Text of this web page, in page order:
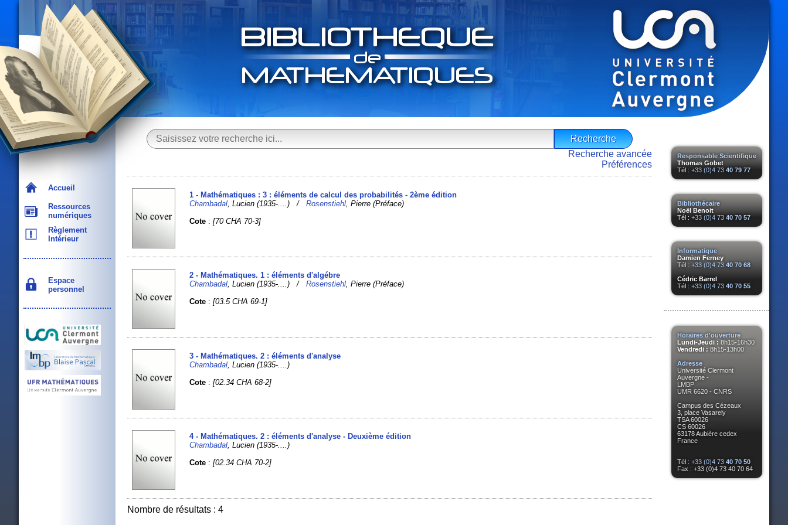
Accueil
Ressources
numériques
Règlement
Intérieur
Espace
personnel
Responsable Scientifique
Thomas Gobet
Tél : +33 (0)4 73 40 79 77
Bibliothécaire
Noël Benoit
Tél : +33 (0)4 73 40 70 57
Informatique
Damien Ferney
Tél : +33 (0)4 73 40 70 68
Cédric Barrel
Tél : +33 (0)4 73 40 70 55
Horaires d'ouverture
Lundi-Jeudi : 8h15-16h30
Vendredi : 8h15-13h00
Adresse
Université Clermont
Auvergne -
LMBP
UMR 6620 - CNRS
Campus des Cézeaux
3, place Vasarely
TSA 60026
CS 60026
63178 Aubière cedex
France
Tél : +33 (0)4 73 40 70 50
Fax : +33 (0)4 73 40 70 64
Recherche avancée
Préférences
1 - Mathématiques : 3 : éléments de calcul des probabilités - 2ème édition
Chambadal , Lucien (1935-....) /Rosenstiehl , Pierre (Préface)
Cote :[70 CHA 70-3]
2 - Mathématiques. 1 : éléments d'algébre
Chambadal, Lucien (1935-....) /Rosenstiehl, Pierre (Préface)
Cote :[03.5 CHA 69-1]
3 - Mathématiques. 2 : éléments d'analyse
Chambadal , Lucien (1935-....)
Cote :[02.34 CHA 68-2]
4 - Mathématiques. 2 : éléments d'analyse - Deuxième édition
Chambadal, Lucien (1935-....)
Cote :[02.34 CHA 70-2]
Nombre de résultats : 4